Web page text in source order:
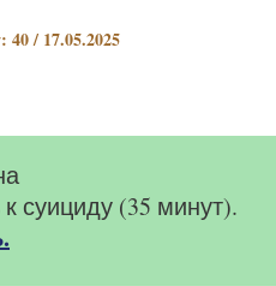
/ 17.05.2025
суициду (35 минут).